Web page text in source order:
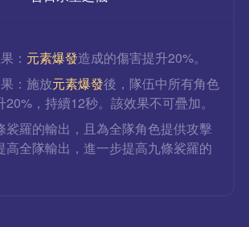
： 元素爆發造成的傷害提升20%。
：施放元素爆發後，隊伍中所有角色
20%，持續12秒。該效果不可疊加。
裟羅的輸出，且為全隊角色提供攻擊
高全隊輸出，進一步提高九條裟羅的